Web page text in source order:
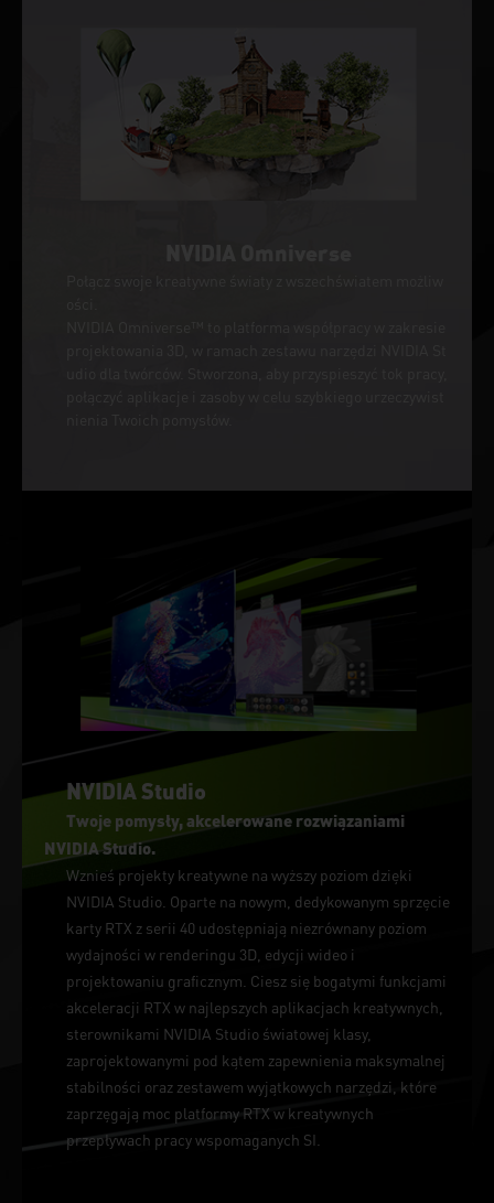
NVIDIA Studio
Twoje pomysły, akcelerowane rozwiązaniami
NVIDIA Studio.
Wznieś projekty kreatywne na wyższy poziom dzięki
NVIDIA Studio. Oparte na nowym, dedykowanym sprzęcie
karty RTX z serii 40 udostępniają niezrównany poziom
wydajności w renderingu 3D, edycji wideo i
projektowaniu graficznym. Ciesz się bogatymi funkcjami
akceleracji RTX w najlepszych aplikacjach kreatywnych,
sterownikami NVIDIA Studio światowej klasy,
zaprojektowanymi pod kątem zapewnienia maksymalnej
stabilności oraz zestawem wyjątkowych narzędzi, które
zaprzęgają moc platformy RTX w kreatywnych
przepływach pracy wspomaganych SI.